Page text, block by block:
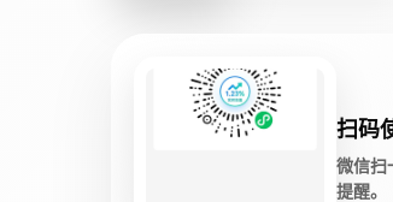
扫码
微信扫
提醒。